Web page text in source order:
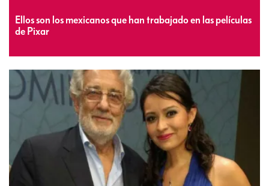
Ellos son los mexicanos que han trabajado en las películas
de Pixar